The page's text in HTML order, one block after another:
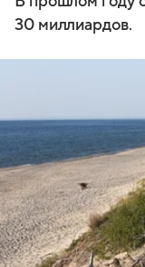
30 миллиардов.